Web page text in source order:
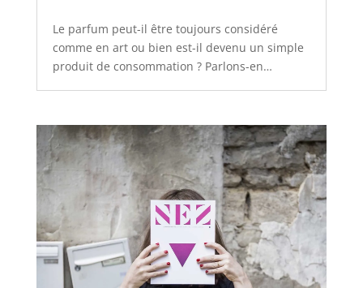
Le parfum peut-il être toujours considéré
comme en art ou bien est-il devenu un simple
produit de consommation ? Parlons-en…